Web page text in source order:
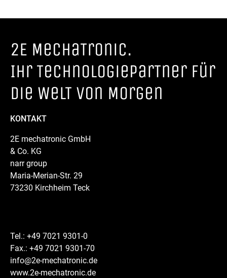
2E MechaTronic.
Ihr TechnologieparTner für
die WelT von Morgen
KONTAKT
2E mechatronic GmbH
& Co. KG
narr group
Maria-Merian-Str. 29
73230 Kirchheim Teck
Tel.: +49 7021 9301-0
Fax.: +49 7021 9301-70
info@2e-mechatronic.de
www.2e-mechatronic.de